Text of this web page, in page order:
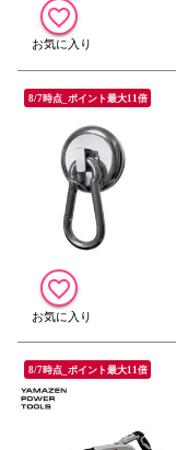
8/7時点_ポイント最大11倍
8/7時点_ポイント最大11倍